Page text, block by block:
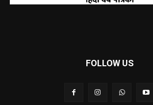
FOLLOW US